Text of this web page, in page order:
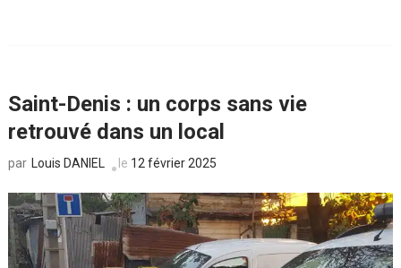
Saint-Denis : un corps sans vie
retrouvé dans un local
par Louis DANIEL le 12 février 2025